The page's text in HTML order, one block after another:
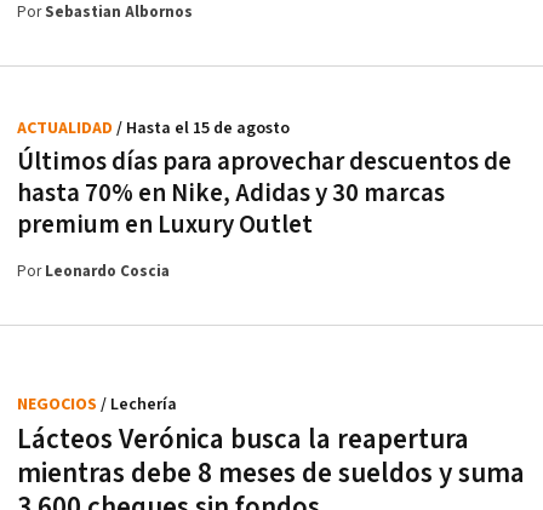
PorSebastian Albornos
Últimos días para aprovechar descuentos de
hasta 70% en Nike, Adidas y 30 marcas
premium en Luxury Outlet
ACTUALIDAD / Hasta el 15 de agosto
PorLeonardo Coscia
Lácteos Verónica busca la reapertura
mientras debe 8 meses de sueldos y suma
NEGOCIOS / Lechería